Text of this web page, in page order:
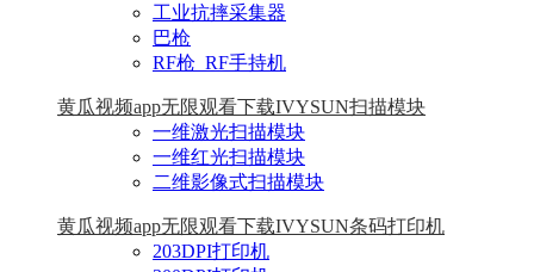
工业抗摔采集器
巴枪
RF枪_RF手持机
黄瓜视频app无限观看下载IVYSUN扫描模块
一维激光扫描模块
一维红光扫描模块
二维影像式扫描模块
黄瓜视频app无限观看下载IVYSUN条码打印机
203DPI打印机